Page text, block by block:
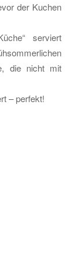
der Kuchen
serviert
die nicht mit
– perfekt!